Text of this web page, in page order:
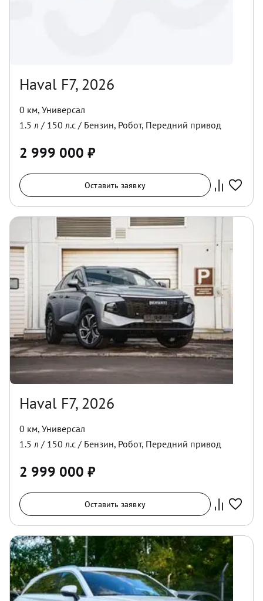
Haval F7, 2026
0 км, Универсал
1.5 л / 150 л.с / Бензин, Робот, Передний привод
2 999 000 ₽
Оставить заявку
Haval F7, 2026
0 км, Универсал
1.5 л / 150 л.с / Бензин, Робот, Передний привод
2 999 000 ₽
Оставить заявку